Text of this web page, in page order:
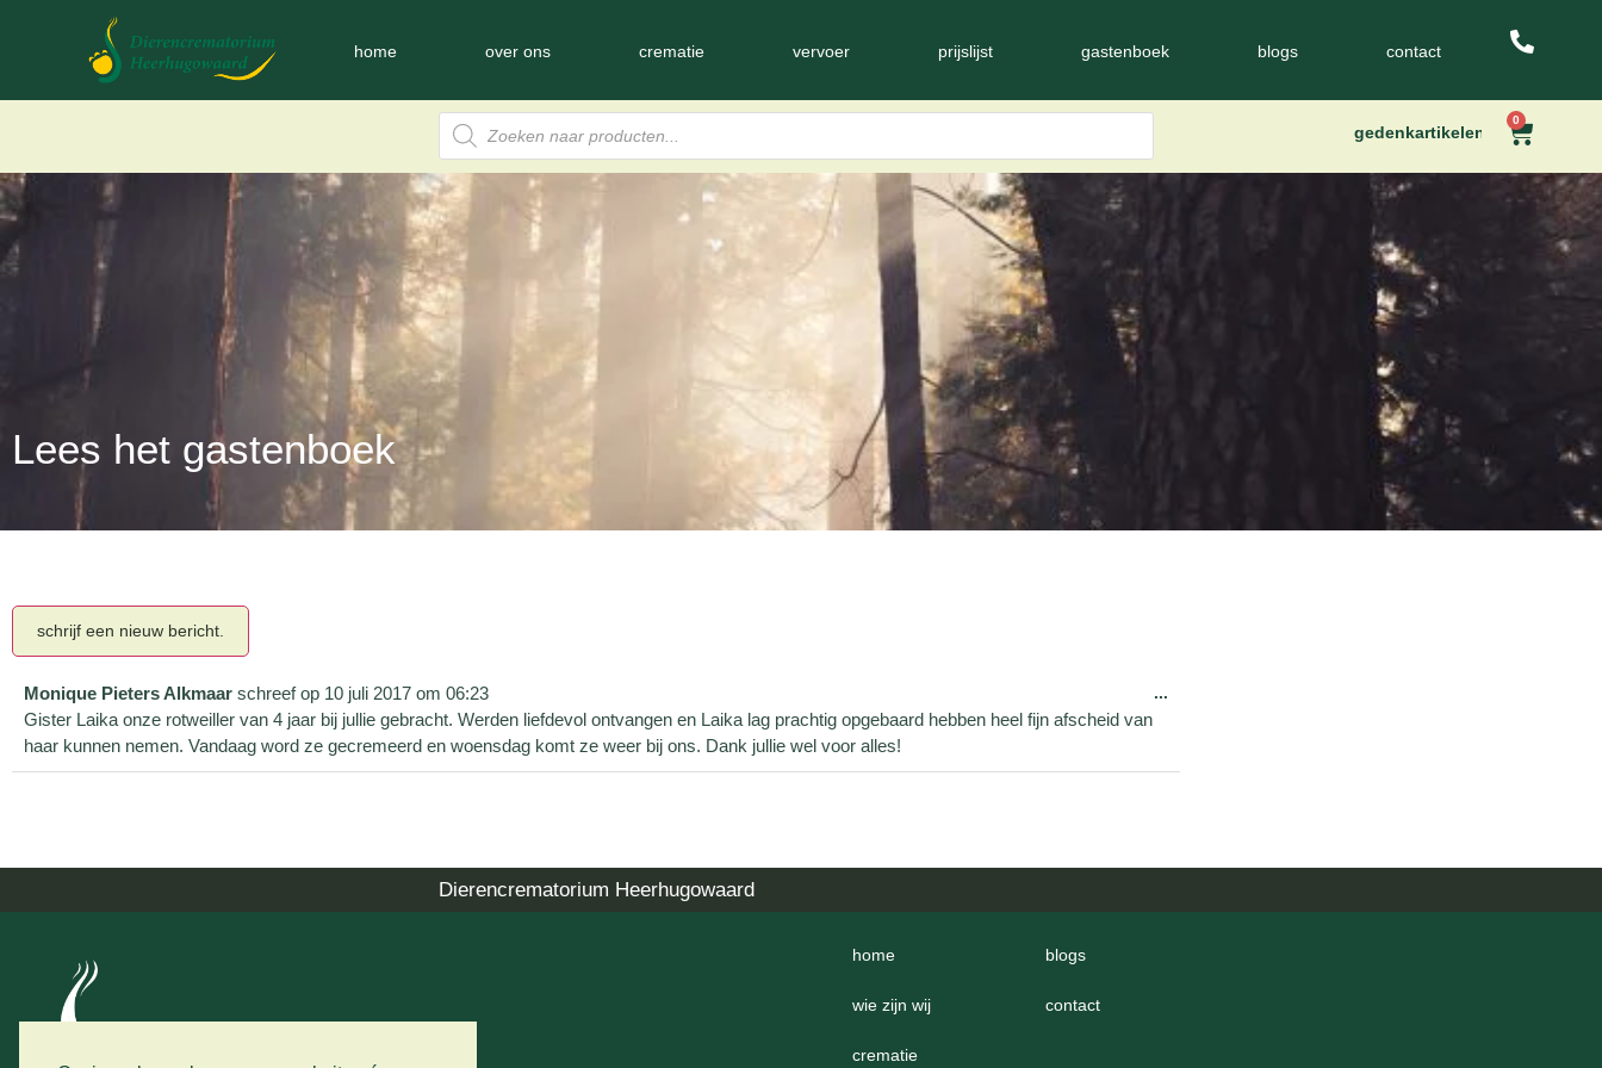
home over ons crematie vervoer prijslijst gastenboek blogs contact
gedenkartikelen
0
Lees het gastenboek
Monique Pieters Alkmaar schreef op 10 juli 2017 om 06:23
Gister Laika onze rotweiller van 4 jaar bij jullie gebracht. Werden liefdevol ontvangen en Laika lag prachtig opgebaard hebben heel fijn afscheid van
haar kunnen nemen. Vandaag word ze gecremeerd en woensdag komt ze weer bij ons. Dank jullie wel voor alles!
...
Dierencrematorium Heerhugowaard
home
wie zijn wij
crematie
blogs
contact